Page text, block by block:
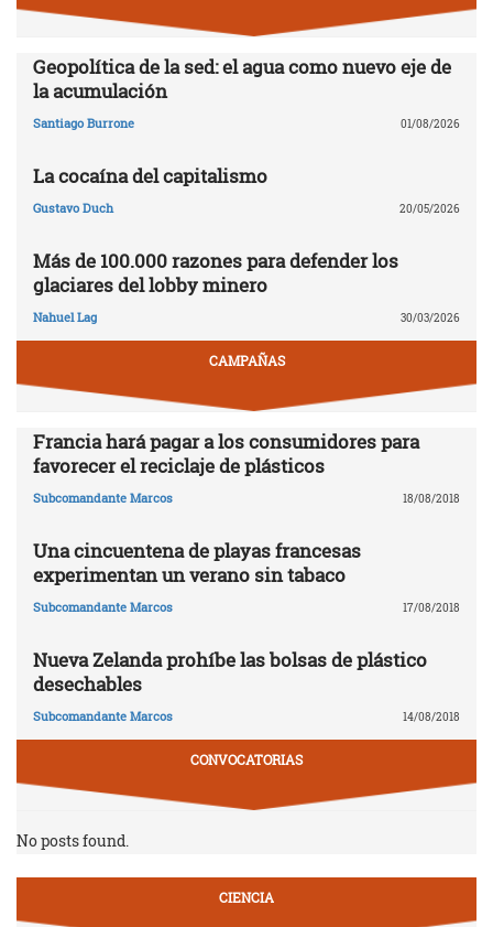
Geopolítica de la sed: el agua como nuevo eje de
la acumulación
Santiago Burrone 01/08/2026
La cocaína del capitalismo
Gustavo Duch 20/05/2026
Más de 100.000 razones para defender los
glaciares del lobby minero
Nahuel Lag 30/03/2026
CAMPAÑAS
Francia hará pagar a los consumidores para
favorecer el reciclaje de plásticos
Subcomandante Marcos 18/08/2018
Una cincuentena de playas francesas
experimentan un verano sin tabaco
Subcomandante Marcos 17/08/2018
Nueva Zelanda prohíbe las bolsas de plástico
desechables
Subcomandante Marcos 14/08/2018
CONVOCATORIAS
No posts found.
CIENCIA